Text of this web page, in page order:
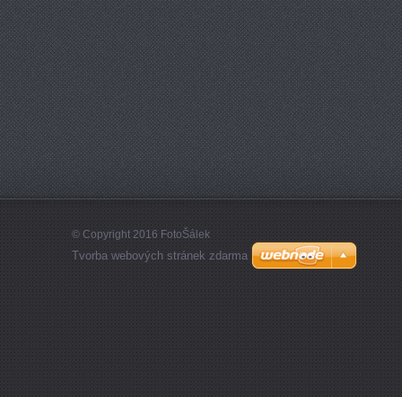
© Copyright 2016 FotoŠálek
Tvorba webových stránek zdarma